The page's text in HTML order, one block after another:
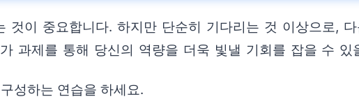
이 중요합니다. 하지만 단순히 기다리는 것 이상으로,
과제를 통해 당신의 역량을 더욱 빛낼 기회를 잡을 수 있
성하는 연습을 하세요.